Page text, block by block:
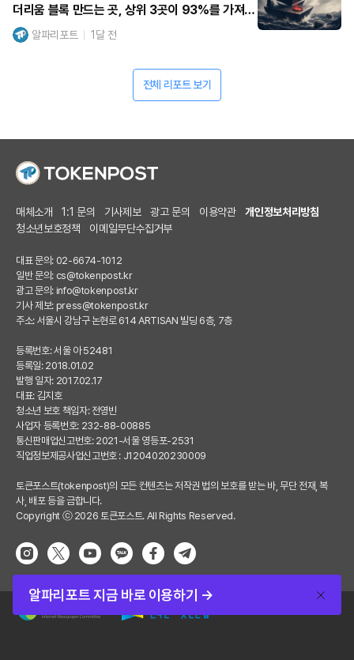
알파리포트 지금 바로 이용하기 →
더리움 블록 만드는 곳, 상위 3곳이 93%를 가져갔
다
알파리포트 1달 전
전체 리포트 보기
매체소개 1:1 문의 기사제보 광고 문의 이용약관
개인정보처리방침
청소년보호정책
이메일무단수집거부
대표 문의: 02-6674-1012
일반 문의: cs@tokenpost.kr
광고 문의: info@tokenpost.kr
기사 제보: press@tokenpost.kr
주소: 서울시 강남구 논현로 614 ARTISAN 빌딩 6층, 7층
등록번호: 서울 아 52481
등록일: 2018.01.02
발행 일자: 2017.02.17
대표: 김지호
청소년 보호 책임자: 전영빈
사업자 등록번호: 232-88-00885
통신판매업신고번호: 2021-서울 영등포-2531
직업정보제공사업신고번호 : J1204020230009
토큰포스트(tokenpost)의 모든 컨텐츠는 저작권 법의 보호를 받는 바, 무단 전재, 복
사, 배포 등을 금합니다.
Copyright ⓒ 2026 토큰포스트. All Rights Reserved.